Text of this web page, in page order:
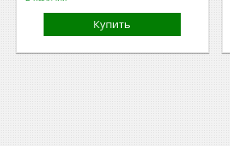
Купить